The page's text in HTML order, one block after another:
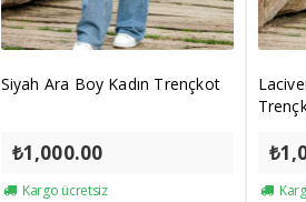
Siyah Ara Boy Kadın Trençkot
₺1,000.00
Kargo ücretsiz
₺